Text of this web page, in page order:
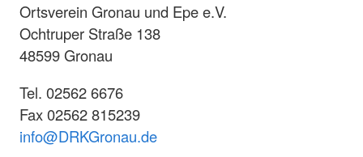
Ortsverein Gronau und Epe e.V.
Ochtruper Straße 138
48599 Gronau
Tel. 02562 6676
Fax 02562 815239
info@DRKGronau.de